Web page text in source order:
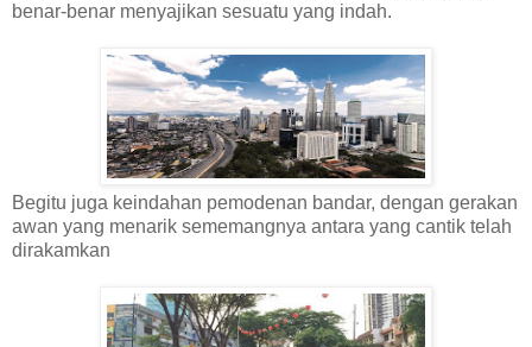
benar-benar menyajikan sesuatu yang indah.
Begitu juga keindahan pemodenan bandar, dengan gerakan
awan yang menarik sememangnya antara yang cantik telah
dirakamkan